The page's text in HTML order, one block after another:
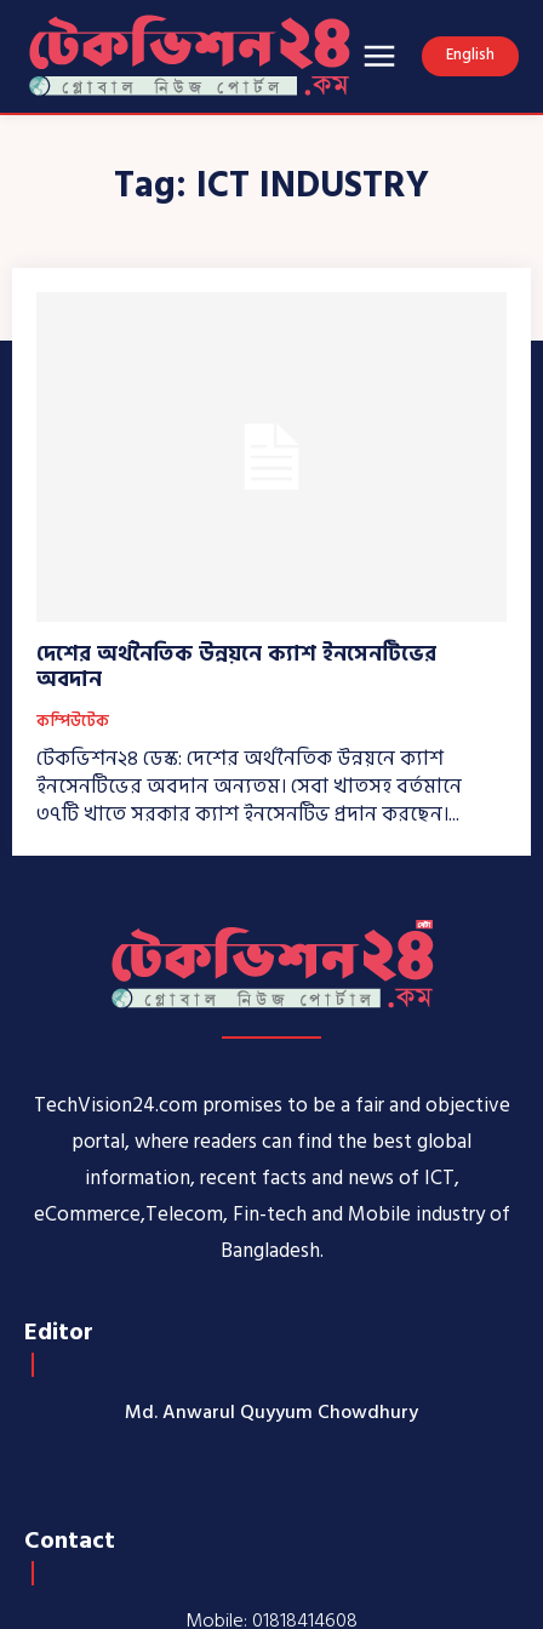
English
Tag: ICT INDUSTRY
দেশের অর্থনৈতিক উন্নয়নে ক্যাশ ইনসেনটিভের
অবদান
কম্পিউটেক
টেকভিশন২৪ ডেস্ক: দেশের অর্থনৈতিক উন্নয়নে ক্যাশ
ইনসেনটিভের অবদান অন্যতম। সেবা খাতসহ বর্তমানে
৩৭টি খাতে সরকার ক্যাশ ইনসেনটিভ প্রদান করছেন।...
TechVision24.com promises to be a fair and objective
portal, where readers can find the best global
information, recent facts and news of ICT,
eCommerce,Telecom, Fin-tech and Mobile industry of
Bangladesh.
Editor
Md. Anwarul Quyyum Chowdhury
Contact
Mobile: 01818414608